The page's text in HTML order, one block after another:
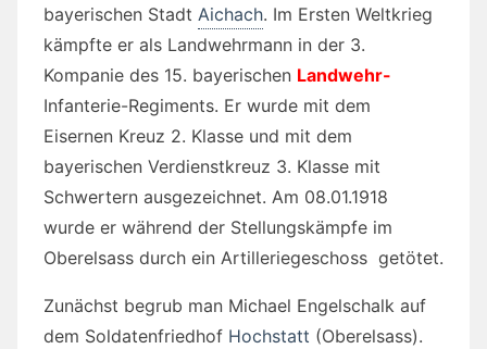
bayerischen Stadt Aichach. Im Ersten Weltkrieg
kämpfte er als Landwehrmann in der 3.
Kompanie des 15. bayerischen Landwehr-
Infanterie-Regiments. Er wurde mit dem
Eisernen Kreuz 2. Klasse und mit dem
bayerischen Verdienstkreuz 3. Klasse mit
Schwertern ausgezeichnet. Am 08.01.1918
wurde er während der Stellungskämpfe im
Oberelsass durch ein Artilleriegeschoss getötet.
Zunächst begrub man Michael Engelschalk auf
dem Soldatenfriedhof Hochstatt (Oberelsass).